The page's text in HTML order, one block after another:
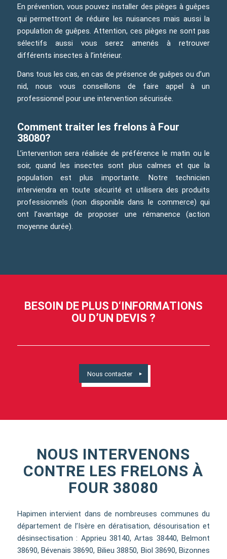
En prévention, vous pouvez installer des pièges à guêpes
qui permettront de réduire les nuisances mais aussi la
population de guêpes. Attention, ces pièges ne sont pas
sélectifs aussi vous serez amenés à retrouver
différents insectes à l’intérieur.
Dans tous les cas, en cas de présence de guêpes ou d’un
nid, nous vous conseillons de faire appel à un
professionnel pour une intervention sécurisée.
Comment traiter les frelons à Four
38080?
L’intervention sera réalisée de préférence le matin ou le
soir, quand les insectes sont plus calmes et que la
population est plus importante. Notre technicien
interviendra en toute sécurité et utilisera des produits
professionnels (non disponible dans le commerce) qui
ont l’avantage de proposer une rémanence (action
moyenne durée).
BESOIN DE PLUS D‘INFORMATIONS
OU D’UN DEVIS ?
Nous contacter
NOUS INTERVENONS
CONTRE LES FRELONS À
FOUR 38080
Hapimen intervient dans de nombreuses communes du
département de l’Isère en dératisation, désourisation et
désinsectisation : Apprieu 38140, Artas 38440, Belmont
38690, Bévenais 38690, Bilieu 38850, Biol 38690, Bizonnes